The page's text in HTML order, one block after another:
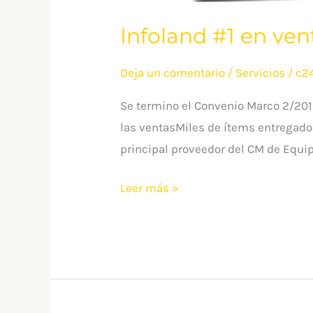
Infoland #1 en
Deja un comentario / Servicios /
Se termino el Convenio Marco 2/
las ventasMiles de ítems
principal proveedor del CM de
Leer más »